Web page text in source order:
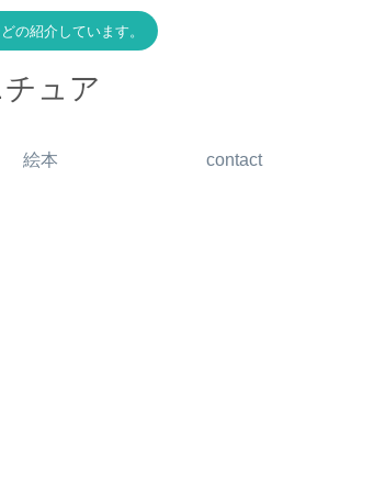
の紹介しています。
ュア
絵本 contact